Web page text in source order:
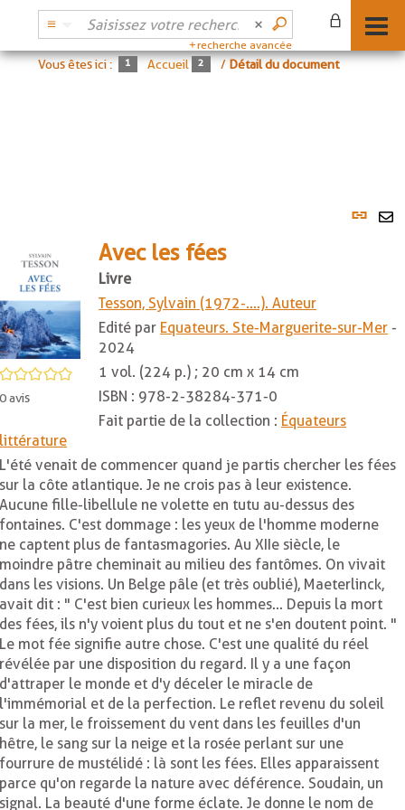
recherche avancée
Vous êtes ici : Accueil /Détail du document
Lien
5
0avis
Avec les fées
Livre
Tesson, Sylvain (1972-....). Auteur
Edité par Equateurs. Ste-Marguerite-sur-Mer -
2024
1 vol. (224 p.) ; 20 cm x 14 cm
ISBN : 978-2-38284-371-0
Fait partie de la collection : Équateurs
littérature
L'été venait de commencer quand je partis chercher les fées
sur la côte atlantique. Je ne crois pas à leur existence.
Aucune fille-libellule ne volette en tutu au-dessus des
fontaines. C'est dommage : les yeux de l'homme moderne
ne captent plus de fantasmagories. Au XIIe siècle, le
moindre pâtre cheminait au milieu des fantômes. On vivait
dans les visions. Un Belge pâle (et très oublié), Maeterlinck,
avait dit : " C'est bien curieux les hommes... Depuis la mort
des fées, ils n'y voient plus du tout et ne s'en doutent point. "
Le mot fée signifie autre chose. C'est une qualité du réel
révélée par une disposition du regard. Il y a une façon
d'attraper le monde et d'y déceler le miracle de
l'immémorial et de la perfection. Le reflet revenu du soleil
sur la mer, le froissement du vent dans les feuilles d'un
hêtre, le sang sur la neige et la rosée perlant sur une
fourrure de mustélidé : là sont les fées. Elles apparaissent
parce qu'on regarde la nature avec déférence. Soudain, un
signal. La beauté d'une forme éclate. Je donne le nom de